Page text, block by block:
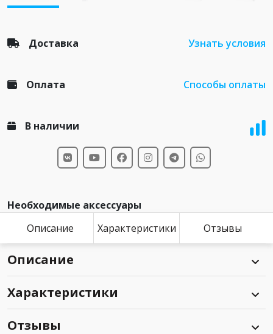
Доставка Узнать условия
Оплата Способы оплаты
В наличии
Необходимые аксессуары
Описание
Характеристики Отзывы
Описание
Характеристики
Отзывы